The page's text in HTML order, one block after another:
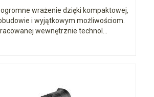
wrażenie dzięki kompaktowej,
i wyjątkowym możliwościom.
wewnętrznie technol...